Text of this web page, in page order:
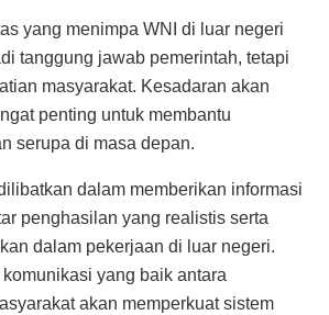
yang menimpa WNI di luar negeri
tanggung jawab pemerintah, tetapi
masyarakat. Kesadaran akan
penting untuk membantu
serupa di masa depan.
dalam memberikan informasi
penghasilan yang realistis serta
dalam pekerjaan di luar negeri.
yang baik antara
akan memperkuat sistem